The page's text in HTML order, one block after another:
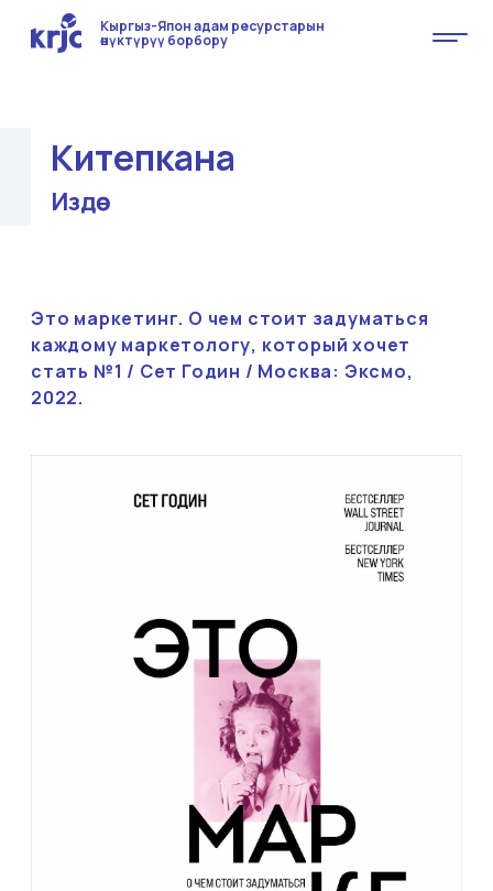
Кыргыз-Япон адам ресурстарын
өнүктүрүү борбору
Китепкана
Издөө
Это маркетинг. О чем стоит задуматься
каждому маркетологу, который хочет
стать №1 / Сет Годин / Москва: Эксмо,
2022.